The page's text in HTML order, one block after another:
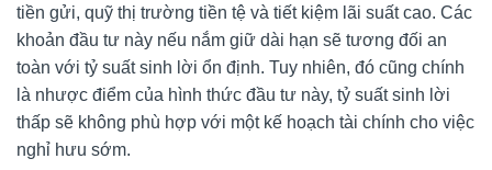
tiền gửi, quỹ thị trường tiền tệ và tiết kiệm lãi suất cao. Các
khoản đầu tư này nếu nắm giữ dài hạn sẽ tương đối an
toàn với tỷ suất sinh lời ổn định. Tuy nhiên, đó cũng chính
là nhược điểm của hình thức đầu tư này, tỷ suất sinh lời
thấp sẽ không phù hợp với một kế hoạch tài chính cho việc
nghỉ hưu sớm.